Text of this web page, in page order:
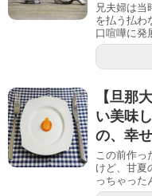
兄夫婦は当
を払う払わ
口喧嘩に発
【旦那
い美味
の、幸
この前作っ
けど、甘夏
っちゃった